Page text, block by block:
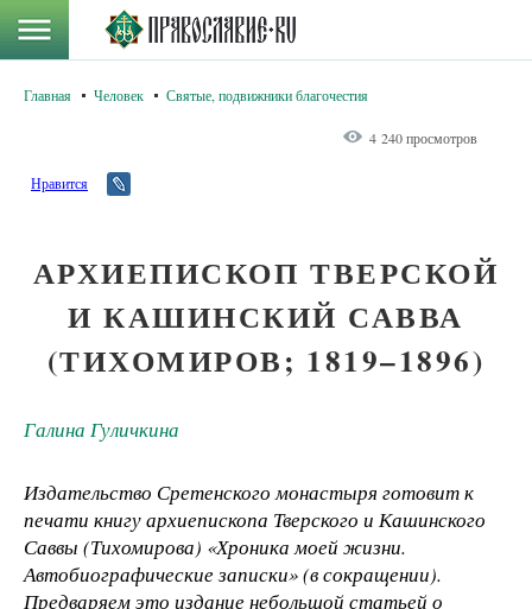
Главная Человек Святые, подвижники благочестия
4 240 просмотров
Нравится
АРХИЕПИСКОП ТВЕРСКОЙ
И КАШИНСКИЙ САВВА
(ТИХОМИРОВ; 1819–1896)
Галина Гуличкина
Издательство Сретенского монастыря готовит к
печати книгу архиепископа Тверского и Кашинского
Саввы (Тихомирова) «Хроника моей жизни.
Автобиографические записки» (в сокращении).
Предваряем это издание небольшой статьей о